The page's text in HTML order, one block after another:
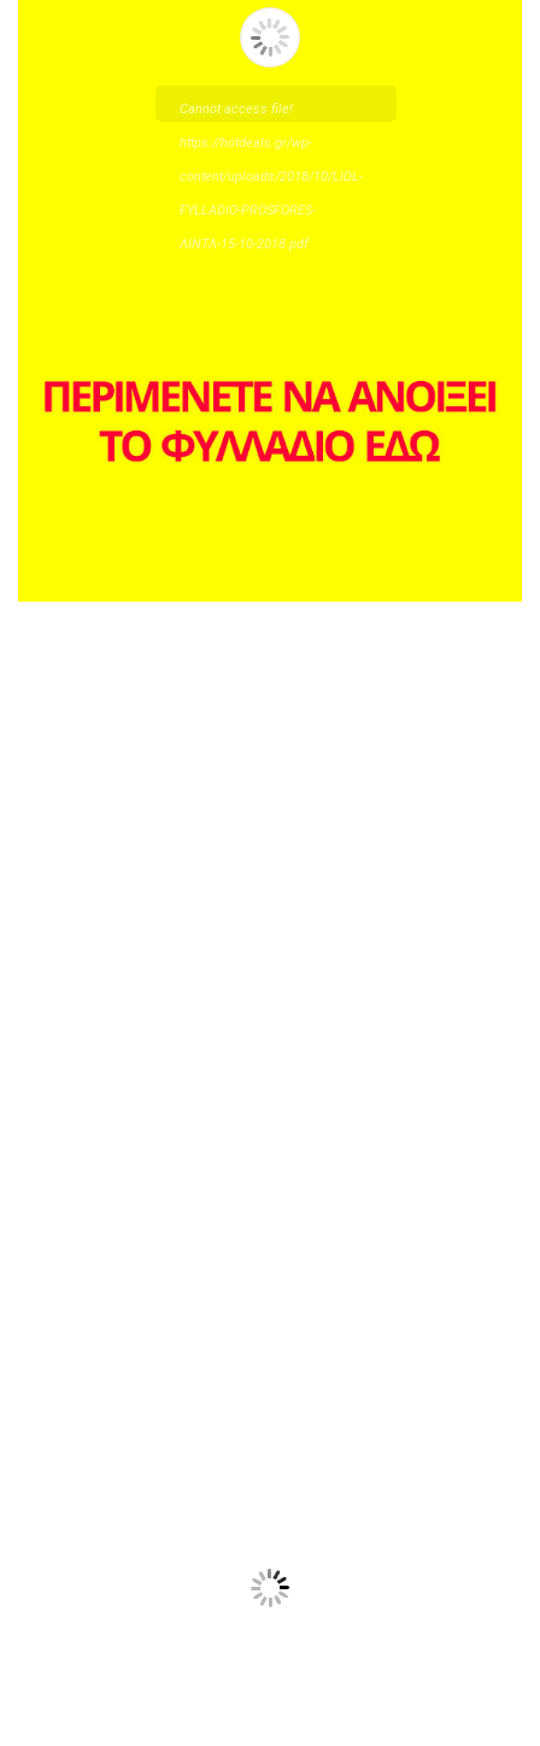
Cannot access file!
https://hotdeals.gr/wp-
content/uploads/2018/10/LIDL-
FYLLADIO-PROSFORES-
ΛΙΝΤΛ-15-10-2018.pdf